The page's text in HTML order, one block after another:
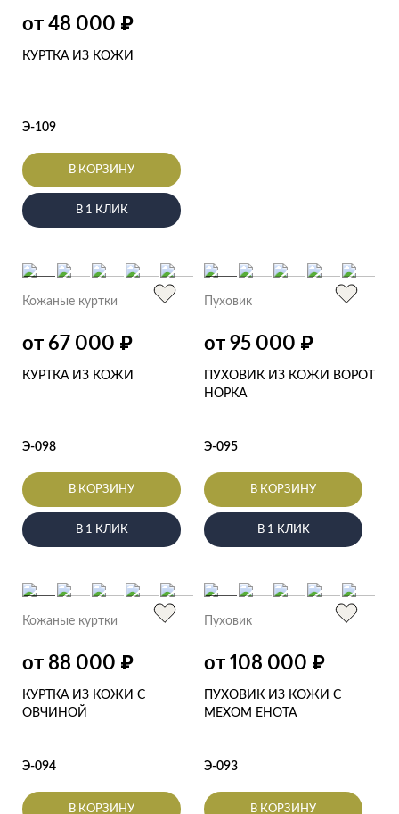
от 48 000 ₽
КУРТКА ИЗ КОЖИ
Э-109
В КОРЗИНУ
В 1 КЛИК
Кожаные куртки
от 67 000 ₽
КУРТКА ИЗ КОЖИ
Э-098
В КОРЗИНУ
В 1 КЛИК
Пуховик
от 95 000 ₽
ПУХОВИК ИЗ КОЖИ ВОРОТ
НОРКА
Э-095
В КОРЗИНУ
В 1 КЛИК
Кожаные куртки
от 88 000 ₽
КУРТКА ИЗ КОЖИ С
ОВЧИНОЙ
Э-094
В КОРЗИНУ
Пуховик
от 108 000 ₽
ПУХОВИК ИЗ КОЖИ С
МЕХОМ ЕНОТА
Э-093
В КОРЗИНУ